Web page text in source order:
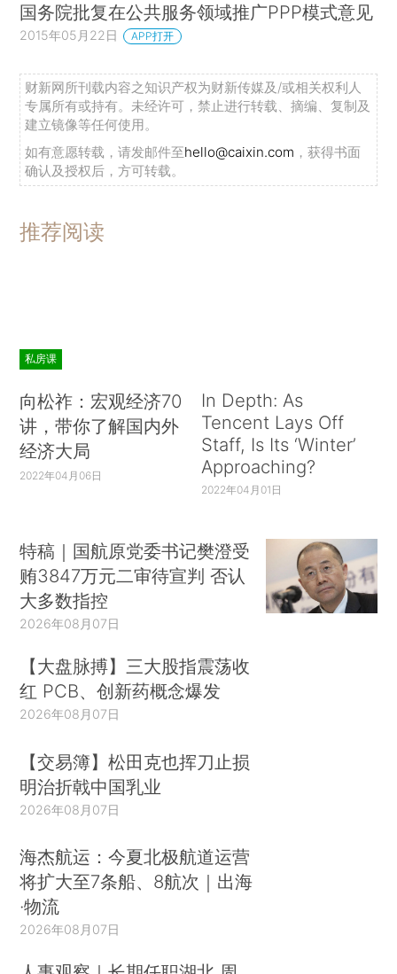
国务院批复在公共服务领域推广PPP模式意见
2015年05月22日 APP打开
财新网所刊载内容之知识产权为财新传媒及/或相关权利人
专属所有或持有。未经许可，禁止进行转载、摘编、复制及
建立镜像等任何使用。
如有意愿转载，请发邮件至hello@caixin.com ，获得书面
确认及授权后，方可转载。
推荐阅读
私房课
向松祚：宏观经济70
讲，带你了解国内外
经济大局
2022年04月06日
In Depth: As
Tencent Lays Off
Staff, Is Its ‘Winter’
Approaching?
2022年04月01日
特稿｜国航原党委书记樊澄受
贿3847万元二审待宣判 否认
大多数指控
2026年08月07日
【大盘脉搏】三大股指震荡收
红 PCB、创新药概念爆发
2026年08月07日
【交易簿】松田克也挥刀止损
明治折戟中国乳业
2026年08月07日
海杰航运：今夏北极航道运营
将扩大至7条船、8航次｜出海
·物流
2026年08月07日